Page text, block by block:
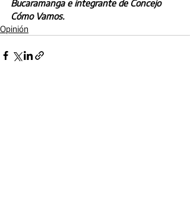
Bucaramanga e integrante de Concejo
Cómo Vamos.
Opinión